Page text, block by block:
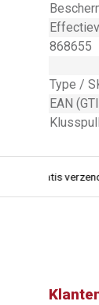
868655
Type /
EAN
Gratis verzending